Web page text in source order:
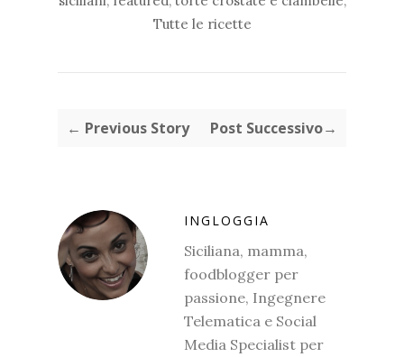
Tutte le ricette
← Previous Story Post Successivo→
INGLOGGIA
Siciliana, mamma,
foodblogger per
passione, Ingegnere
Telematica e Social
Media Specialist per